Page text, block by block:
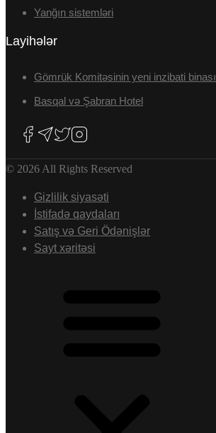
Yanğın sistemləri
Layihələr
Gömrük Komitəsinin yeni inzibati binası
Basqal və Şabran Hotel
© 2026 All Rights Reserved
Gizlilik siyasəti
İstifadə qaydaları
Satış və Geri Ödənişlər
Sayt xəritəsi